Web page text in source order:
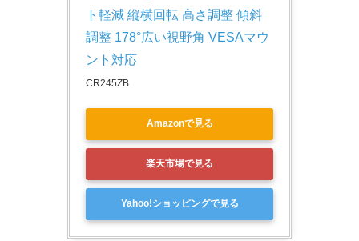
ト軽減 縦横回転 高さ調整 傾斜
調整 178°広い視野角 VESAマウ
ント対応
CR245ZB
Amazonで見る
楽天市場で見る
Yahoo!ショッピングで見る